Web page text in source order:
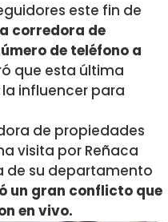
este fin de
corredora de
de teléfono a
que esta última
influencer para
de propiedades
visita por Reñaca
de su departamento
un gran conflicto que
en vivo.